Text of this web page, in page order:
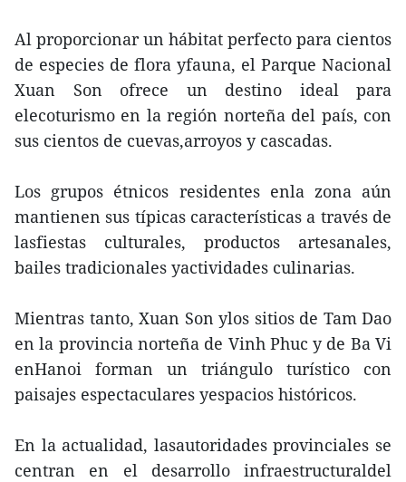
Al proporcionar un hábitat perfecto para cientos
de especies de flora yfauna, el Parque Nacional
Xuan Son ofrece un destino ideal para
elecoturismo en la región norteña del país, con
sus cientos de cuevas,arroyos y cascadas.
Los grupos étnicos residentes enla zona aún
mantienen sus típicas características a través de
lasfiestas culturales, productos artesanales,
bailes tradicionales yactividades culinarias.
Mientras tanto, Xuan Son ylos sitios de Tam Dao
en la provincia norteña de Vinh Phuc y de Ba Vi
enHanoi forman un triángulo turístico con
paisajes espectaculares yespacios históricos.
En la actualidad, lasautoridades provinciales se
centran en el desarrollo infraestructuraldel